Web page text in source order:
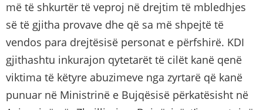
më të shkurtër të veproj në drejtim të mbledhjes
së të gjitha provave dhe që sa më shpejtë të
vendos para drejtësisë personat e përfshirë. KDI
gjithashtu inkurajon qytetarët të cilët kanë qenë
viktima të këtyre abuzimeve nga zyrtarë që kanë
punuar në Ministrinë e Bujqësisë përkatësisht në